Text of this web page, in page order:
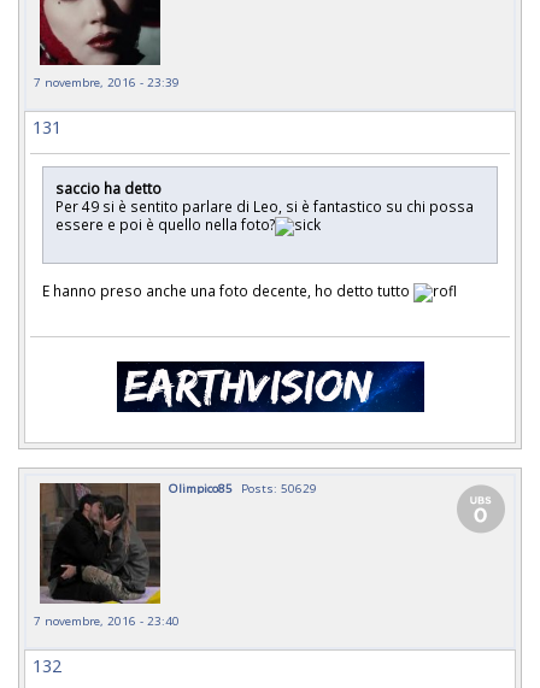
7 novembre, 2016 - 23:39
131
saccio ha detto
Per 49 si è sentito parlare di Leo, si è fantastico su chi possa
essere e poi è quello nella foto?
E hanno preso anche una foto decente, ho detto tutto
Olimpico85 Posts: 50629
7 novembre, 2016 - 23:40
132